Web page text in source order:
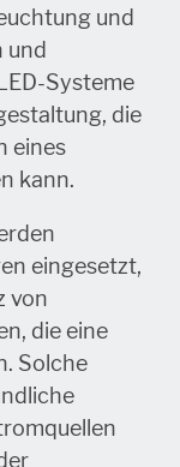
und
und
Systeme
die
eines
kann.
eingesetzt,
von
die eine
Solche